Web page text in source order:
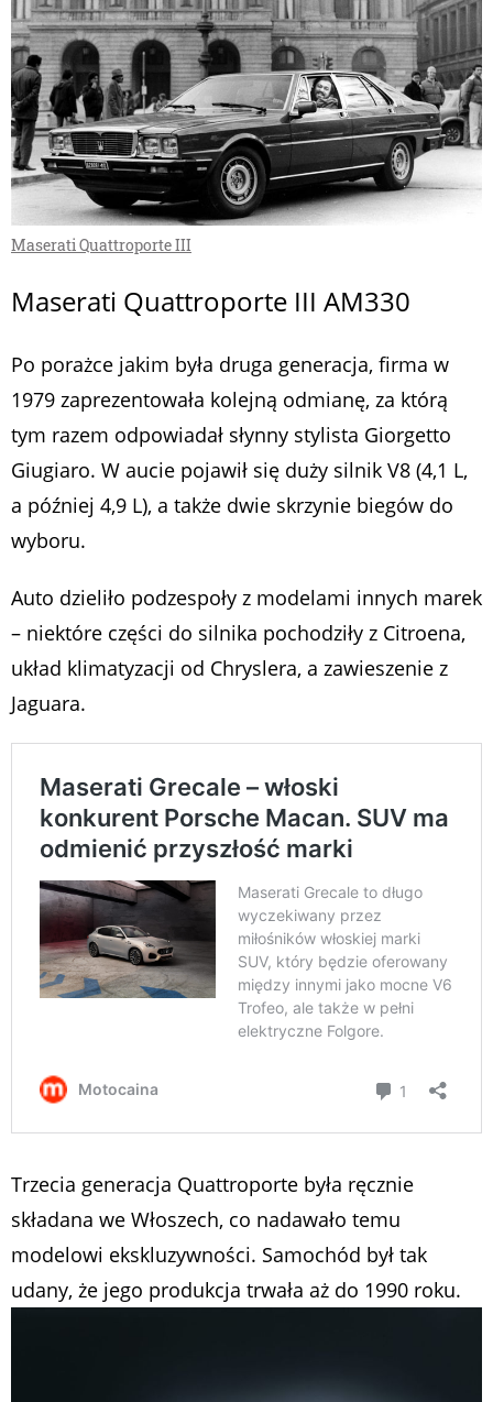
Maserati Quattroporte III
Maserati Quattroporte III AM330
Po porażce jakim była druga generacja, firma w
1979 zaprezentowała kolejną odmianę, za którą
tym razem odpowiadał słynny stylista Giorgetto
Giugiaro. W aucie pojawił się duży silnik V8 (4,1 L,
a później 4,9 L), a także dwie skrzynie biegów do
wyboru.
Auto dzieliło podzespoły z modelami innych marek
– niektóre części do silnika pochodziły z Citroena,
układ klimatyzacji od Chryslera, a zawieszenie z
Jaguara.
Trzecia generacja Quattroporte była ręcznie
składana we Włoszech, co nadawało temu
modelowi ekskluzywności. Samochód był tak
udany, że jego produkcja trwała aż do 1990 roku.